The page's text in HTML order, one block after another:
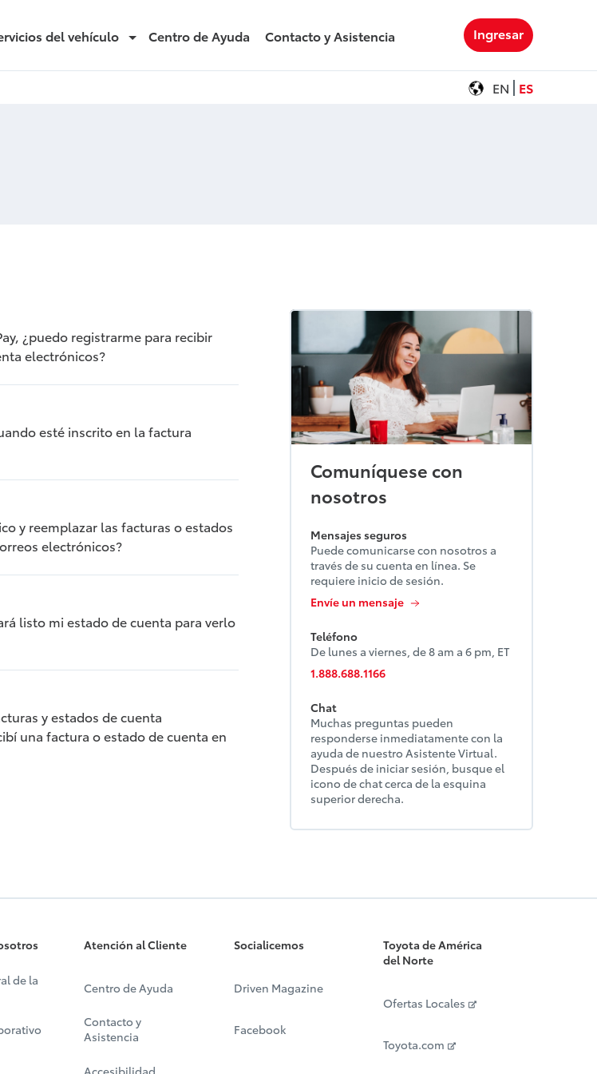
del vehículo Centro de Ayuda Contacto y Asistencia Ingresar
EN ES
¿puedo registrarme para recibir
electrónicos?
esté inscrito en la factura
y reemplazar las facturas o estados
electrónicos?
listo mi estado de cuenta para verlo
y estados de cuenta
una factura o estado de cuenta en
Comuníquese con
nosotros
Mensajes seguros
Puede comunicarse con nosotros a
través de su cuenta en línea. Se
requiere inicio de sesión.
Envíe un mensaje
Teléfono
De lunes a viernes, de 8 am a 6 pm, ET
1.888.688.1166
Chat
Muchas preguntas pueden
responderse inmediatamente con la
ayuda de nuestro Asistente Virtual.
Después de iniciar sesión, busque el
icono de chat cerca de la esquina
superior derecha.
de la
Atención al Cliente
Centro de Ayuda
Contacto y
Asistencia
Accesibilidad
Socialicemos
Driven Magazine
Facebook
Toyota de América
del Norte
Ofertas Locales
Toyota.com